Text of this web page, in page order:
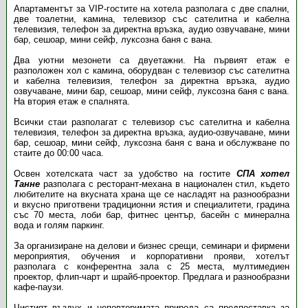
Апартаментът за VIP-гостите на хотела разполага с две спални,
две тоалетни, камина, телевизор със сателитна и кабелна
телевизия, телефон за директна връзка, аудио озвучаване, мини
бар, сешоар, мини сейф, луксозна баня с вана.
Два уютни мезонети са двуетажни. На първият етаж е
разположен хол с камина, оборудван с телевизор със сателитна
и кабелна телевизия, телефон за директна връзка, аудио
озвучаване, мини бар, сешоар, мини сейф, луксозна баня с вана.
На втория етаж е спалнята.
Всички стаи разполагат с телевизор със сателитна и кабелна
телевизия, телефон за директна връзка, аудио-озвучаване, мини
бар, сешоар, мини сейф, луксозна баня с вана и обслужване по
стаите до 00:00 часа.
Освен хотелската част за удобство на гостите СПА хотел
Таннеразполага с ресторант-механа в национален стил, където
любителите на вкусната храна ще се насладят на разнообразни
и вкусно приготвени традиционни ястия и специалитети, градина
със 70 места, лоби бар, фитнес център, басейн с минерална
вода и голям паркинг.
За организиране на делови и бизнес срещи, семинари и фирмени
мероприятия, обучения и корпоративни прояви, хотелът
разполага с конферентна зала с 25 места, мултимедиен
проектор, флип-чарт и шрайб-проектор. Предлага и разнообразни
кафе-паузи.